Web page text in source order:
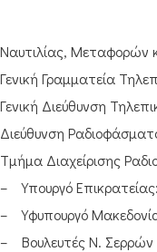
ΚΟΙΝ: –
Ναυτιλίας, Μεταφορών
Γενική Γραμματεία
Γενική Διεύθυνση
Διεύθυνση
Τμήμα Διαχείρισης
– Υπουργό
– Yφυπουργό
– Βουλευτές Ν. Σερρών